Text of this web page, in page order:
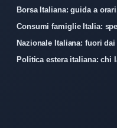
Borsa Italiana: guida a
Consumi famiglie Italia:
Nazionale Italiana: fuori
Politica estera italiana: chi